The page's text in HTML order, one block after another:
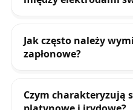
Jak często należy
zapłonowe?
Czym charakteryzują